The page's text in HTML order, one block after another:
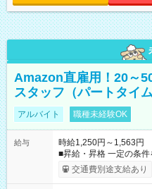
Amazon直雇用！20～
スタッフ（パートタイ
アルバイト 職種未経験OK
給与
時給1,250円～1,563円
■昇給・昇格 一定の条
まで昇給の機会があります。 ■正社員登用制度あり ※
月25日支払い ※時間外
交通費別途支給あり